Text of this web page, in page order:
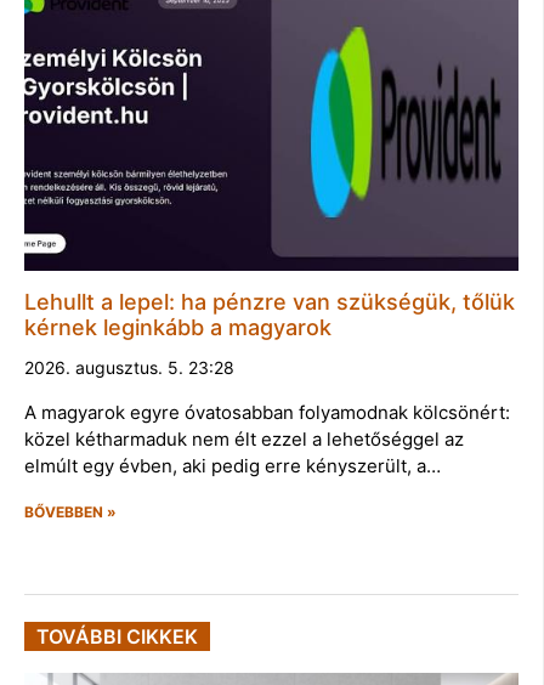
Lehullt a lepel: ha pénzre van szükségük, tőlük
kérnek leginkább a magyarok
2026. augusztus. 5. 23:28
A magyarok egyre óvatosabban folyamodnak kölcsönért:
közel kétharmaduk nem élt ezzel a lehetőséggel az
elmúlt egy évben, aki pedig erre kényszerült, a…
BŐVEBBEN »
TOVÁBBI CIKKEK